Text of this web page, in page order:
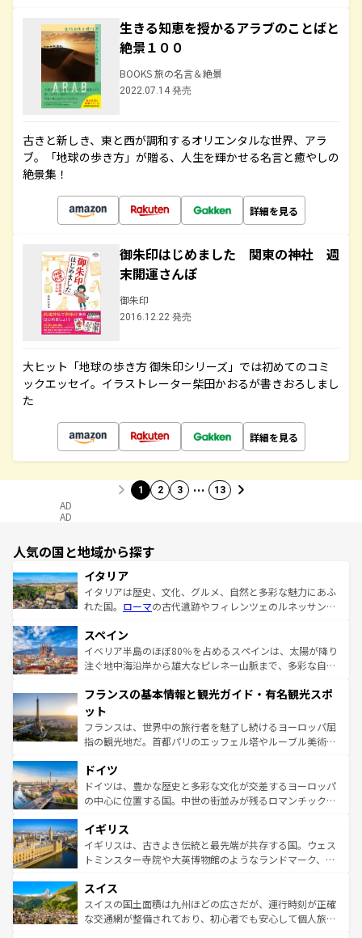
生きる知恵を授かるアラブのことばと
絶景１００
BOOKS 旅の名言＆絶景
2022.07.14 発売
古きと新しき、東と西が調和するオリエンタルな世界、アラ
ブ。「地球の歩き方」が贈る、人生を輝かせる名言と癒やしの
絶景集！
詳細を見る
御朱印はじめました 関東の神社 週
末開運さんぽ
御朱印
2016.12.22 発売
大ヒット「地球の歩き方 御朱印シリーズ」では初めてのコミ
ックエッセイ。イラストレーター柴田かおるが書きおろしまし
た
詳細を見る
1 2 3 … 13
AD
AD
人気の国と地域から探す
イタリア
イタリアは歴史、文化、グルメ、自然と多彩な魅力にあふ
れた国。 ローマの古代遺跡やフィレンツェのルネッサンス
ろん、トスカーナの美しい田園風景やアマルフィ海岸の絶
景など、自然景観も見逃せない。観光の合間には、本場の
ピザやパスタなど、絶品のイタリア料理を堪能することも
ませてくれるイタリアで、忘れられない旅をしてみよう！
なお、新着のイタリア情報は
しい。
スペイン
イベリア半島のほぼ80％を占めるスペインは、太陽が降り
注ぐ地中海沿岸から雄大なピレネー山脈まで、多彩な自然
文化が根付くこの国では、情熱的なフラメンコ、熱気あふ
れる闘牛、そして美味しいタパスが生活の一部となってい
る。首都マドリードの洗練された雰囲気や、バルセロナの
アートに溢れた街角から、地方では古代ローマ遺跡や中世
せる。地方によって風土や気候が異なるスペインはその個
性で訪れる人を魅了する。 なお、新着のスペイン情報は コ
ンテンツ一覧を参照してほしい。
フランスの基本情報と観光ガイド・有名観光スポ
ット
フランスは、世界中の旅行者を魅了し続けるヨーロッパ屈
指の観光地だ。首都パリのエッフェル塔やルーブル美術館
で、幅広い魅力が詰まっている。華麗な宮殿、歴史的な大
聖堂、美しいビーチ、そして豊かな自然が、訪れる者を心
から魅了する。また、フランスは美食の国としても知ら
いる。シャンパンの発祥地であるランス、プロヴァンスの
香り高いラベンダー畑など、多彩な楽しみ方が可能だ。さ
らに、パリ以外の地域にも魅力が溢れており、どの街角に
れる地方に足を運ぶとそれぞれで全く異なる文化を体験で
きるだろう。 なお、新着のフランス情報はコンテンツ一覧
を参照してほしい。
ドイツ
ドイツは、豊かな歴史と多彩な文化が交差するヨーロッパ
の中心に位置する国。中世の街並みが残るロマンチック街
顔を持つこの国は、どこを歩いても飽きることがない。ベ
ルリンの文化的活気、バイエルン州のアルプスの絶景、そ
してライン川沿いのワイン畑といった風景は必見。ビール
は、お酒好きな人にはぜひ体験してほしい。 なお、新着の
ドイツ情報はコンテンツ一覧を参照してほしい。
イギリス
イギリスは、古きよき伝統と最先端が共存する国。ウェス
トミンスター寺院や大英博物館のようなランドマーク、歴
リアごとに異なる魅力がある。また、優雅なアフタヌーン
ティー、ビール好きにはたまらない英国パブ、サッカー観
戦など、本場だからこそできる体験も豊富。イギリスを旅
スイス
スイスの国土面積は九州ほどの広さだが、運行時刻が正確
な交通網が整備されており、初心者でも安心して個人旅行